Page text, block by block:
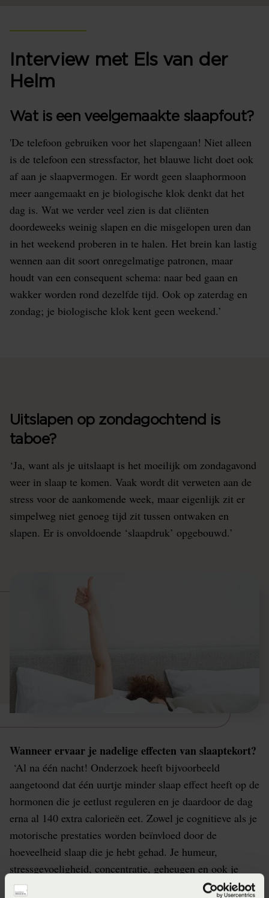
Interview met Els van der
Helm
Wat is een veelgemaakte slaapfout?
'De telefoon gebruiken voor het slapengaan! Niet alleen
is de telefoon een stressfactor, het blauwe licht doet ook
af aan je slaapvermogen. Er wordt geen slaaphormoon
meer aangemaakt en je biologische klok denkt dat het
dag is. Wat we verder veel zien is dat cliënten
doordeweeks weinig slapen en die misgelopen uren dan
in het weekend proberen in te halen. Het brein kan lastig
wennen aan dit soort onregelmatige patronen, maar
houdt van een consequent schema: naar bed gaan en
wakker worden rond dezelfde tijd. Ook op zaterdag en
zondag; je biologische klok kent geen weekend.’
Uitslapen op zondagochtend is
taboe?
‘Ja, want als je uitslaapt is het moeilijk om zondagavond
weer in slaap te komen. Vaak wordt dit verweten aan de
stress voor de aankomende week, maar eigenlijk zit er
simpelweg niet genoeg tijd zit tussen ontwaken en
slapen. Er is onvoldoende ‘slaapdruk’ opgebouwd.’
Wanneer ervaar je nadelige effecten van slaaptekort?
‘Al na één nacht! Onderzoek heeft bijvoorbeeld
aangetoond dat één uurtje minder slaap effect heeft op de
hormonen die je eetlust reguleren en je daardoor de dag
erna al 140 extra calorieën eet. Zowel je cognitieve als je
motorische prestaties worden beïnvloed door de
hoeveelheid slaap die je hebt gehad. Je humeur,
stressgevoeligheid, concentratie, geheugen en ook je
vermogen om gezichtsuitdrukkingen te interpreteren